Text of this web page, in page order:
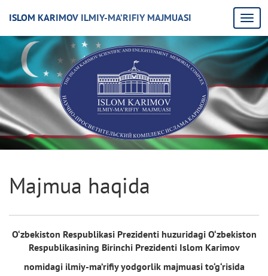
ISLOM KARIMOV ILMIY-MA’RIFIY MAJMUASI
Majmua haqida
O‘zbekiston Respublikasi Prezidenti huzuridagi O‘zbekiston
Respublikasining Birinchi Prezidenti Islom Karimov
nomidagi ilmiy-ma’rifiy yodgorlik majmuasi to‘g‘risida